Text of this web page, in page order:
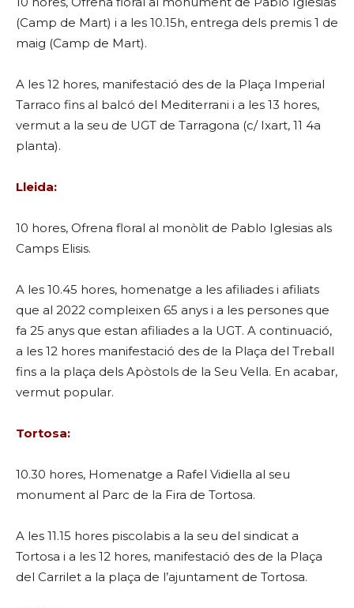
(Camp de Mart) i a les 10.15h, entrega dels premis 1 de
maig (Camp de Mart).
A les 12 hores, manifestació des de la Plaça Imperial
Tarraco fins al balcó del Mediterrani i a les 13 hores,
vermut a la seu de UGT de Tarragona (c/ Ixart, 11 4a
planta).
Lleida:
10 hores, Ofrena floral al monòlit de Pablo Iglesias als
Camps Elisis.
A les 10.45 hores, homenatge a les afiliades i afiliats
que al 2022 compleixen 65 anys i a les persones que
fa 25 anys que estan afiliades a la UGT. A continuació,
a les 12 hores manifestació des de la Plaça del Treball
fins a la plaça dels Apòstols de la Seu Vella. En acabar,
vermut popular.
Tortosa:
10.30 hores, Homenatge a Rafel Vidiella al seu
monument al Parc de la Fira de Tortosa.
A les 11.15 hores piscolabis a la seu del sindicat a
Tortosa i a les 12 hores, manifestació des de la Plaça
del Carrilet a la plaça de l’ajuntament de Tortosa.